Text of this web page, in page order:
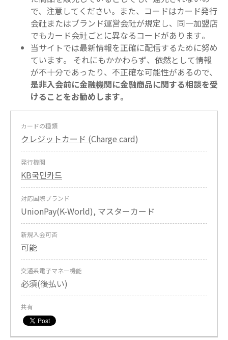
で、注意してください。また、コードはカード発行
会社またはブランド運営会社が規定し、同一加盟店
でもカード会社ごとに異なるコードがあります。
当サイトでは最新情報を正確に配信するために努め
ています。 それにもかかわらず、依然として情報
が不十分であったり、不正確な可能性があるので、
是非入会前に金融機関に金融商品に関する相談を受
けることをお勧めします。
カードの種類
クレジットカード (Charge card)
発行機関
KB국민카드
対応国際ブランド
UnionPay(K-World), マスターカード
新規入会可否
可能
交通系電子マネー機能
必須(後払い)
共有